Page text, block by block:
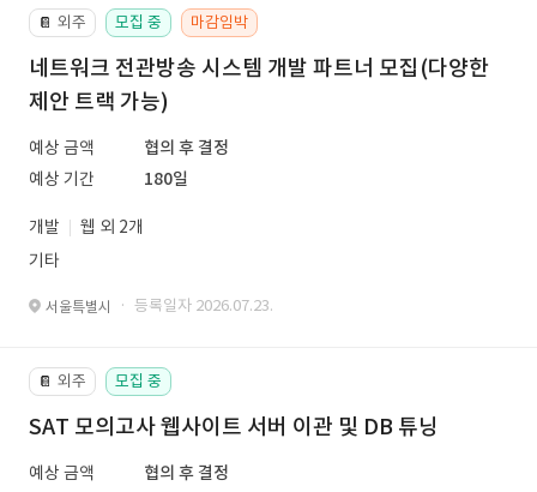
📔 외주 모집 중 마감임박
네트워크 전관방송 시스템 개발 파트너 모집(다양한
제안 트랙 가능)
예상 금액
협의 후 결정
예상 기간
180일
개발
웹 외 2개
기타
서울특별시 · 등록일자 2026.07.23.
📔 외주 모집 중
SAT 모의고사 웹사이트 서버 이관 및 DB 튜닝
예상 금액
협의 후 결정